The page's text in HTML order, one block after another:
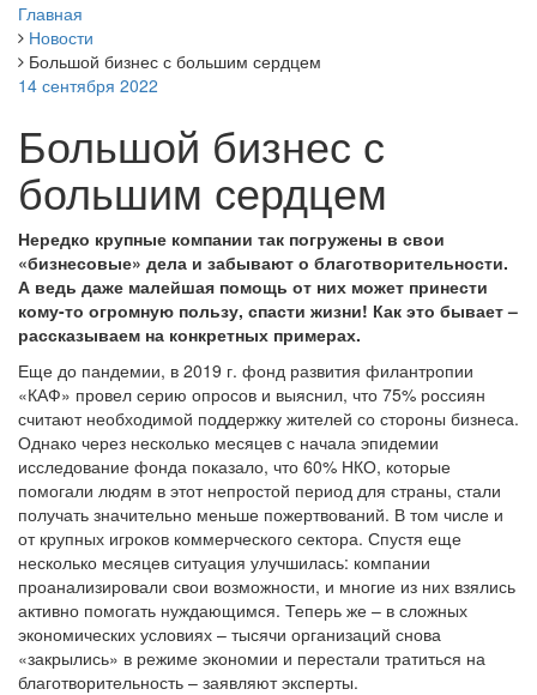
Главная
Новости
Большой бизнес с большим сердцем
14 сентября 2022
Большой бизнес с
большим сердцем
Нередко крупные компании так погружены в свои
«бизнесовые» дела и забывают о благотворительности.
А ведь даже малейшая помощь от них может принести
кому-то огромную пользу, спасти жизни! Как это бывает –
рассказываем на конкретных примерах.
Еще до пандемии, в 2019 г. фонд развития филантропии
«КАФ» провел серию опросов и выяснил, что 75% россиян
считают необходимой поддержку жителей со стороны бизнеса.
Однако через несколько месяцев с начала эпидемии
исследование фонда показало, что 60% НКО, которые
помогали людям в этот непростой период для страны, стали
получать значительно меньше пожертвований. В том числе и
от крупных игроков коммерческого сектора. Спустя еще
несколько месяцев ситуация улучшилась: компании
проанализировали свои возможности, и многие из них взялись
активно помогать нуждающимся. Теперь же – в сложных
экономических условиях – тысячи организаций снова
«закрылись» в режиме экономии и перестали тратиться на
благотворительность – заявляют эксперты.